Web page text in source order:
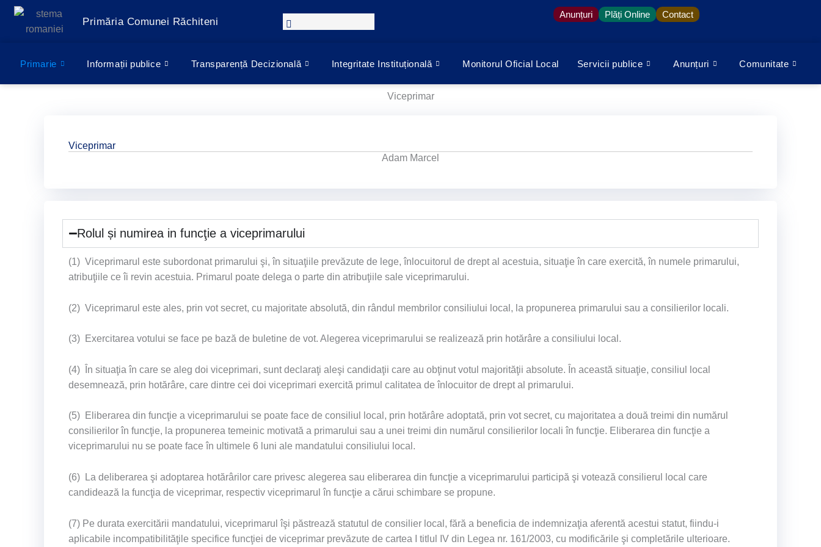
Treci
Primăria Comunei Răchiteni
Anunțuri Plăți Online Contact
Primarie Informații publice Transparență Decizională Integritate Instituțională Monitorul Oficial Local Servicii publice Anunțuri Comunitate
Viceprimar
Viceprimar
Adam Marcel
Rolul și numirea in funcţie a viceprimarului
(1) Viceprimarul este subordonat primarului şi, în situaţiile prevăzute de lege, înlocuitorul de drept al acestuia, situaţie în care exercită, în numele primarului,
atribuţiile ce îi revin acestuia. Primarul poate delega o parte din atribuţiile sale viceprimarului.
(2) Viceprimarul este ales, prin vot secret, cu majoritate absolută, din rândul membrilor consiliului local, la propunerea primarului sau a consilierilor locali.
(3) Exercitarea votului se face pe bază de buletine de vot. Alegerea viceprimarului se realizează prin hotărâre a consiliului local.
(4) În situaţia în care se aleg doi viceprimari, sunt declaraţi aleşi candidaţii care au obţinut votul majorităţii absolute. În această situaţie, consiliul local
desemnează, prin hotărâre, care dintre cei doi viceprimari exercită primul calitatea de înlocuitor de drept al primarului.
(5) Eliberarea din funcţie a viceprimarului se poate face de consiliul local, prin hotărâre adoptată, prin vot secret, cu majoritatea a două treimi din numărul
consilierilor în funcţie, la propunerea temeinic motivată a primarului sau a unei treimi din numărul consilierilor locali în funcţie. Eliberarea din funcţie a
viceprimarului nu se poate face în ultimele 6 luni ale mandatului consiliului local.
(6) La deliberarea şi adoptarea hotărârilor care privesc alegerea sau eliberarea din funcţie a viceprimarului participă şi votează consilierul local care
candidează la funcţia de viceprimar, respectiv viceprimarul în funcţie a cărui schimbare se propune.
(7) Pe durata exercitării mandatului, viceprimarul îşi păstrează statutul de consilier local, fără a beneficia de indemnizaţia aferentă acestui statut, fiindu-i
aplicabile incompatibilităţile specifice funcţiei de viceprimar prevăzute de cartea I titlul IV din Legea nr. 161/2003, cu modificările şi completările ulterioare.